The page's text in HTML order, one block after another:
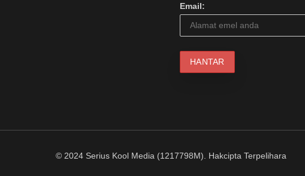
Email:
© 2024 Serius Kool Media (1217798M). Hakcipta Terpelihara